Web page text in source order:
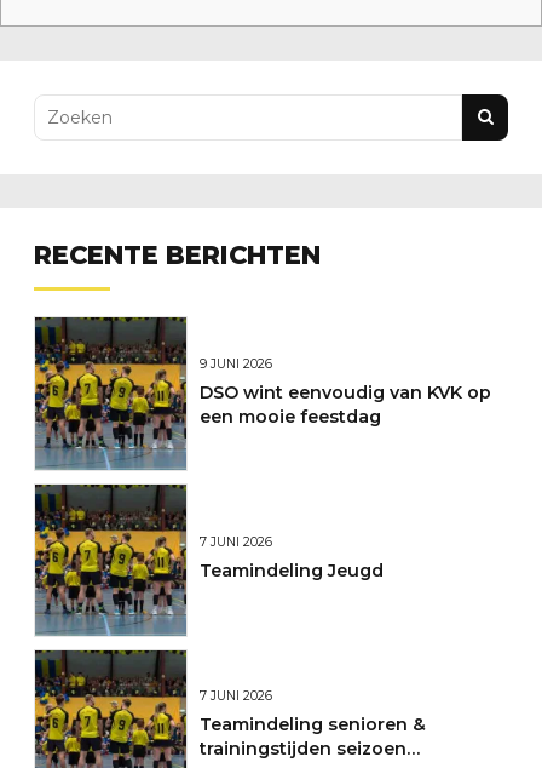
RECENTE BERICHTEN
9 JUNI 2026
DSO wint eenvoudig van KVK op
een mooie feestdag
7 JUNI 2026
Teamindeling Jeugd
7 JUNI 2026
Teamindeling senioren &
trainingstijden seizoen